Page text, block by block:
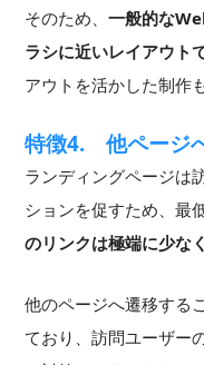
そのため、一般的な
ラシに近いレイアウト
アウトを活かした制作
特徴4. 他ページ
ランディングページは
ションを促すため、最
のリンクは極端に少な
他のページへ遷移する
ており、訪問ユーザー